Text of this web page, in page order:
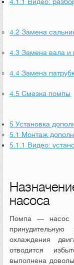
4.2 Замена
4.3 Замена вала и
4.4 Замена
4.5 Смазка помпы
5 Установка
5.1 Монтаж
5.1.1 Видео:
насоса
Помпа — насос
охлаждения
отводится
выполнена